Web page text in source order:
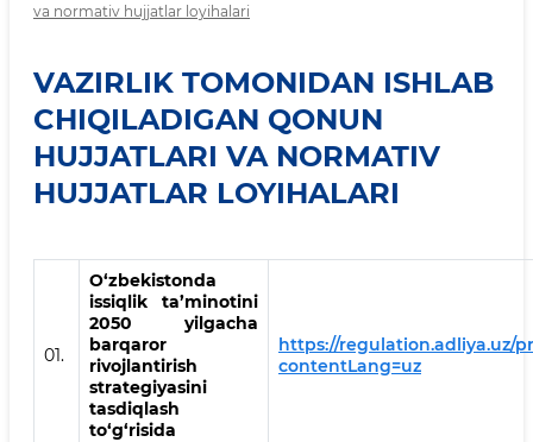
va normativ hujjatlar loyihalari
VAZIRLIK TOMONIDAN ISHLAB
CHIQILADIGAN QONUN
HUJJATLARI VA NORMATIV
HUJJATLAR LOYIHALARI
01.
O‘zbekistonda
issiqlik ta’minotini
2050 yilgacha
barqaror
rivojlantirish
strategiyasini
tasdiqlash
to‘g‘risida
https://regulation.adliya.uz/
contentLang=uz